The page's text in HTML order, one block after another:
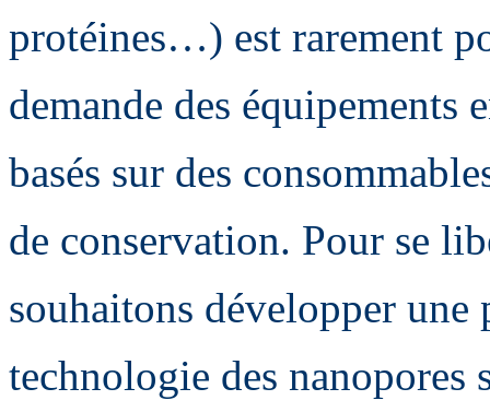
protéines…) est rarement
demande des équipements
basés sur des
de conservation. Pour se
souhaitons développer une
technologie des nanopores